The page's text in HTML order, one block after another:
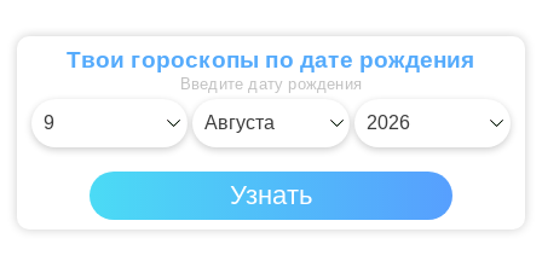
Твои гороскопы по дате рождения
Введите дату рождения